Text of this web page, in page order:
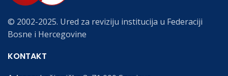
© 2002-2025. Ured za reviziju institucija u Federaciji
Bosne i Hercegovine
KONTAKT